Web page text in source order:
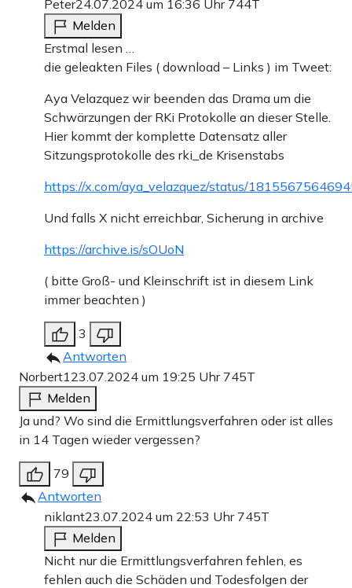
Peter24.07.2024 um 16:36 Uhr 744T
Melden
Erstmal lesen …
die geleakten Files ( download – Links ) im Tweet:
Aya Velazquez wir beenden das Drama um die
Schwärzungen der RKi Protokolle an dieser Stelle.
Hier kommt der komplette Datensatz aller
Sitzungsprotokolle des rki_de Krisenstabs
https://x.com/aya_velazquez/status/
Und falls X nicht erreichbar, Sicherung in archive
https://archive.is/sOUoN
( bitte Groß- und Kleinschrift ist in diesem Link
immer beachten )
3
Antworten
Norbert123.07.2024 um 19:25 Uhr 745T
Melden
Ja und? Wo sind die Ermittlungsverfahren oder ist alles
in 14 Tagen wieder vergessen?
79
Antworten
niklant23.07.2024 um 22:53 Uhr 745T
Melden
Nicht nur die Ermittlungsverfahren fehlen, es
fehlen auch die Schäden und Todesfolgen der